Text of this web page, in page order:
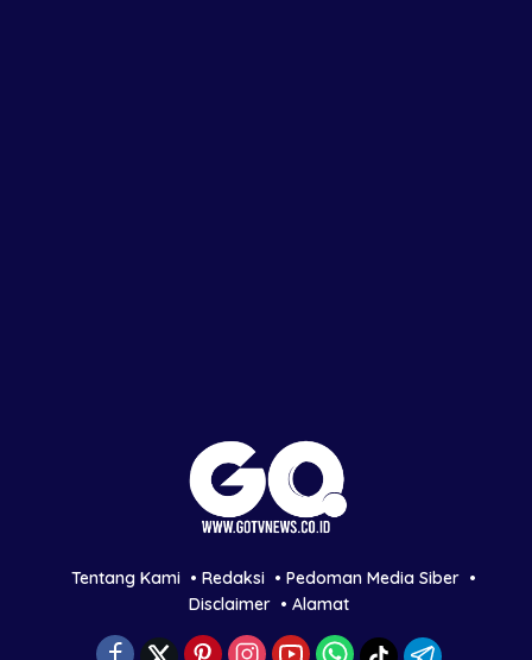
Tentang Kami Redaksi
Pedoman Media Siber
Disclaimer
Alamat